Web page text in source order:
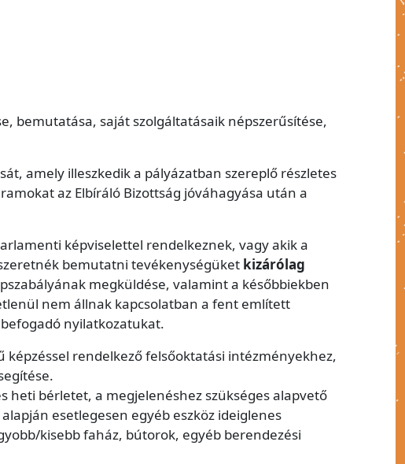
bemutatása, saját szolgáltatásaik népszerűsítése,
amely illeszkedik a pályázatban szereplő részletes
az Elbíráló Bizottság jóváhagyása után a
képviselettel rendelkeznek, vagy akik a
bemutatni tevékenységüket kizárólag
megküldése, valamint a későbbiekben
nem állnak kapcsolatban a fent említett
nyilatkozatukat.
rendelkező felsőoktatási intézményekhez,
heti bérletet, a megjelenéshez szükséges alapvető
esetlegesen egyéb eszköz ideiglenes
kisebb faház, bútorok, egyéb berendezési